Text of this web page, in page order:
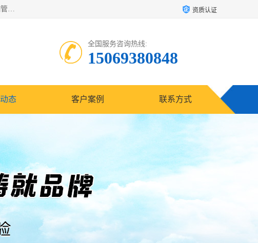
山东华钰金属材料有限公司是一家经营各种不锈钢管材、板材、圆钢、法兰、封头、型材等产品的公司；主营产品有：不锈钢管，激光切割，管件标准件，不锈钢圆钢，不锈钢人孔，不锈钢亮管，不锈钢角钢，不锈钢加工，不锈钢管子，不锈钢工业方管，不锈钢封头，不锈钢法兰，不锈钢阀门，不锈钢槽钢，不锈钢扁钢，不锈钢板等；可为客户制作各种规格的型材及不锈钢配件、非标准件及各种容器具等，能满足客户的不同采购要求。 资质认证
全国服务咨询热线:
15069380848
态 客户案例 联系方式